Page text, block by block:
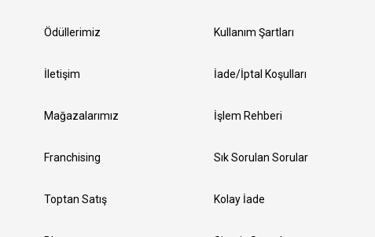
Ödüllerimiz
İletişim
Mağazalarımız
Franchising
Toptan Satış
Kullanım Şartları
İade/İptal Koşulları
İşlem Rehberi
Sık Sorulan Sorular
Kolay İade